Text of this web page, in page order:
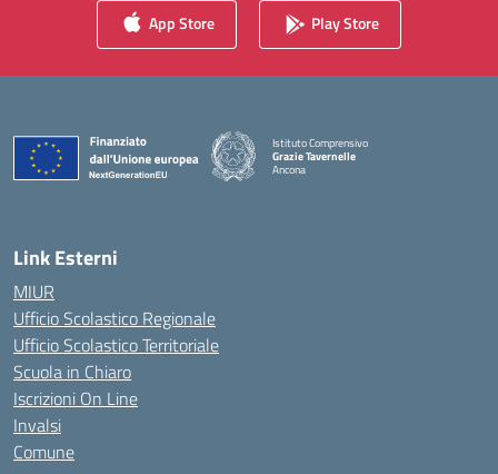
App Store Play Store
Istituto Comprensivo
Grazie Tavernelle
Ancona
Link Esterni
MIUR
Ufficio Scolastico Regionale
Ufficio Scolastico Territoriale
Scuola in Chiaro
Iscrizioni On Line
Invalsi
Comune